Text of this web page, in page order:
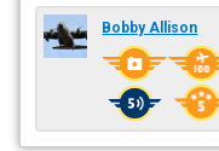
Bobby Allison